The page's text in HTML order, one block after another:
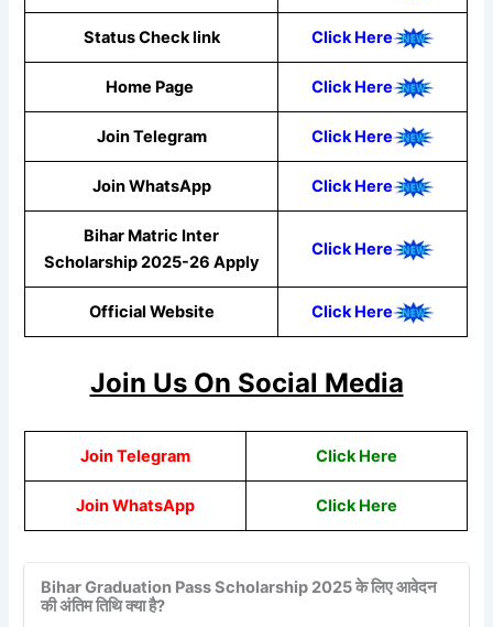
Status Check link Click Here
Home Page Click Here
Join Telegram Click Here
Join WhatsApp ClickHere
Bihar Matric Inter
Scholarship 2025-26 Apply
Click Here
Official Website Click Here
Join Us On Social Media
Join Telegram Click Here
Join WhatsApp Click Here
Bihar Graduation Pass Scholarship 2025 के लिए आवेदन
की अंतिम तिथि क्या है?